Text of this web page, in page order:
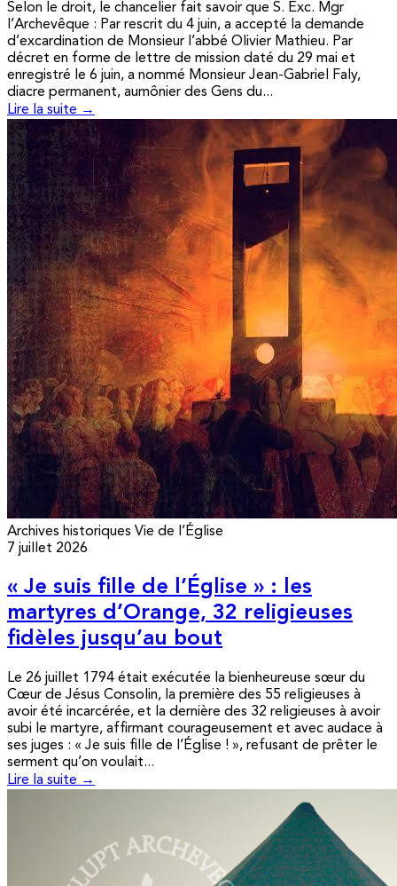
Selon le droit, le chancelier fait savoir que S. Exc. Mgr
l’Archevêque : Par rescrit du 4 juin, a accepté la demande
d’excardination de Monsieur l’abbé Olivier Mathieu. Par
décret en forme de lettre de mission daté du 29 mai et
enregistré le 6 juin, a nommé Monsieur Jean-Gabriel Faly,
diacre permanent, aumônier des Gens du...
Lire la suite →
Archives historiques Vie de l’Église
7 juillet 2026
« Je suis fille de l’Église » : les
martyres d’Orange, 32 religieuses
fidèles jusqu’au bout
Le 26 juillet 1794 était exécutée la bienheureuse sœur du
Cœur de Jésus Consolin, la première des 55 religieuses à
avoir été incarcérée, et la dernière des 32 religieuses à avoir
subi le martyre, affirmant courageusement et avec audace à
ses juges : « Je suis fille de l’Église ! », refusant de prêter le
serment qu’on voulait...
Lire la suite →